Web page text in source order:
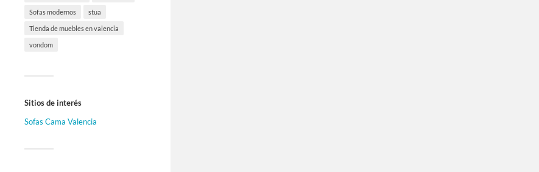
Sofas modernos stua
Tienda de muebles en valencia
vondom
Sitios de interés
Sofas Cama Valencia